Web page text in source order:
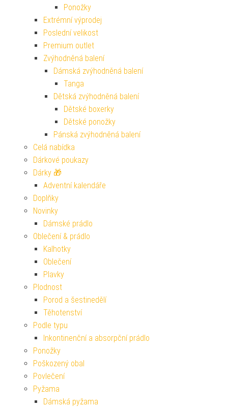
Ponožky
Extrémní výprodej
Poslední velikost
Premium outlet
Zvýhodněná balení
Dámská zvýhodněná balení
Tanga
Dětská zvýhodněná balení
Dětské boxerky
Dětské ponožky
Pánská zvýhodněná balení
Celá nabídka
Dárkové poukazy
Dárky 🎁
Adventní kalendáře
Doplňky
Novinky
Dámské prádlo
Oblečení & prádlo
Kalhotky
Oblečení
Plavky
Plodnost
Porod a šestinedělí
Těhotenství
Podle typu
Inkontinenční a absorpční prádlo
Ponožky
Poškozený obal
Povlečení
Pyžama
Dámská pyžama